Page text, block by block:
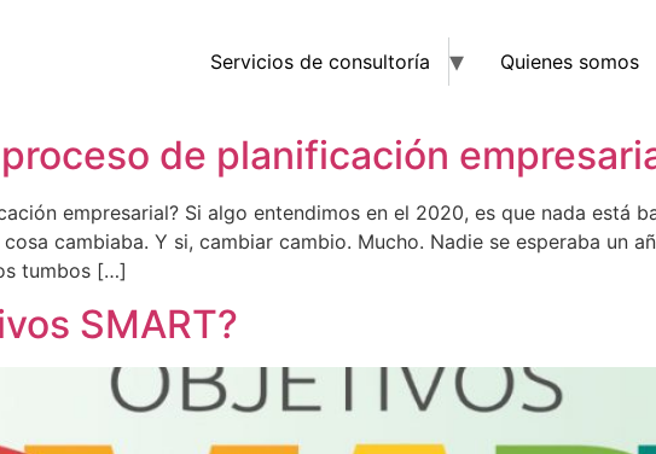
Servicios de consultoría Quienes somos
de planificación
empresarial? Si algo entendimos en el 2020, es que nada está
cambiaba. Y si, cambiar cambio. Mucho. Nadie se esperaba un
tumbos […]
SMART?